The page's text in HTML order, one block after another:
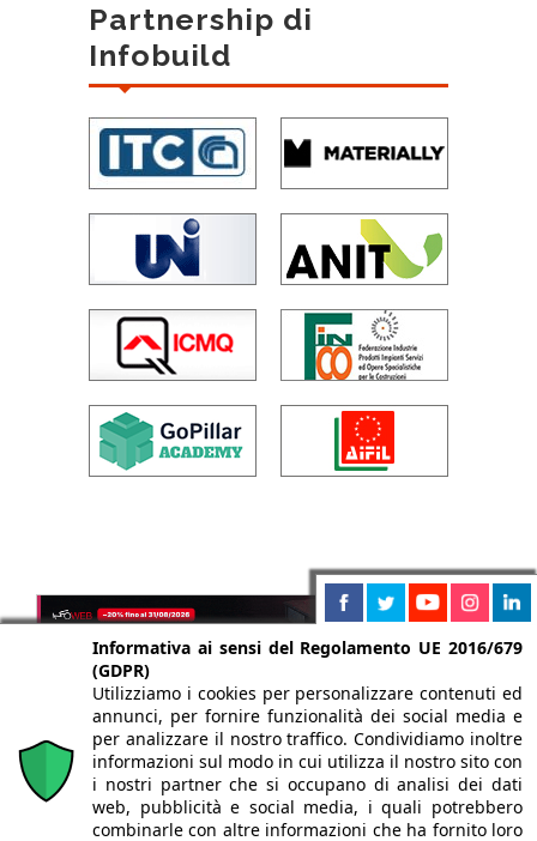
Partnership di
Infobuild
Informativa ai sensi del Regolamento UE 2016/679
(GDPR)
Utilizziamo i cookies per personalizzare contenuti ed
annunci, per fornire funzionalità dei social media e
per analizzare il nostro traffico. Condividiamo inoltre
informazioni sul modo in cui utilizza il nostro sito con
i nostri partner che si occupano di analisi dei dati
web, pubblicità e social media, i quali potrebbero
combinarle con altre informazioni che ha fornito loro